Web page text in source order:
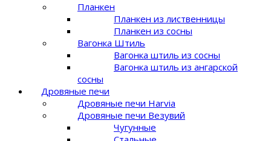
Планкен
Планкен из лиственницы
Планкен из сосны
Вагонка Штиль
Вагонка штиль из сосны
Вагонка штиль из ангарской
сосны
Дровяные печи
Дровяные печи Harvia
Дровяные печи Везувий
Чугунные